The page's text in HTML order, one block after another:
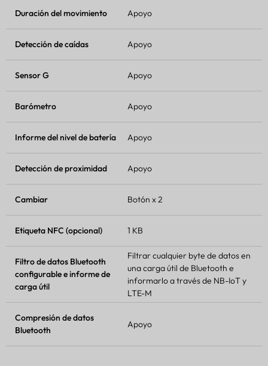
Duración del movimiento Apoyo
Detección de caídas Apoyo
Sensor G Apoyo
Barómetro Apoyo
Informe del nivel de batería Apoyo
Detección de proximidad Apoyo
Cambiar Botón x 2
Etiqueta NFC (opcional) 1 KB
Filtro de datos Bluetooth
configurable e informe de
carga útil
Filtrar cualquier byte de datos en
una carga útil de Bluetooth e
informarlo a través de NB-IoT y
LTE-M
Compresión de datos
Bluetooth
Apoyo